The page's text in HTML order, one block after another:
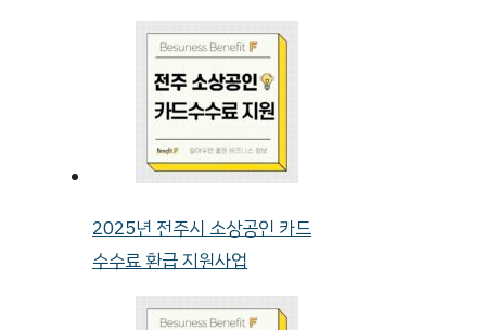
2025년 전주시 소상공인 카드
수수료 환급 지원사업